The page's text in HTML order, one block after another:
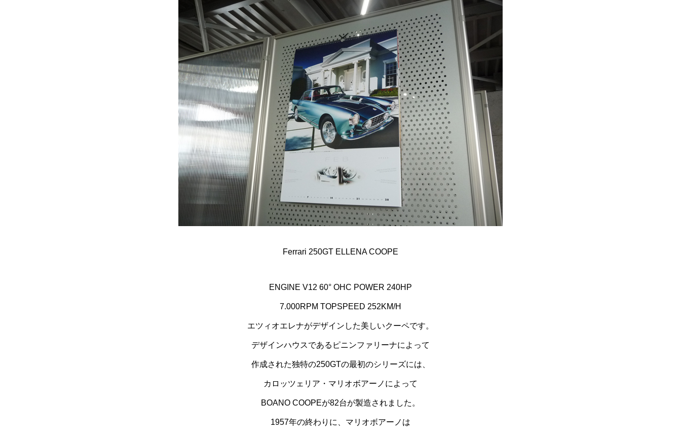
Ferrari 250GT ELLENA COOPE
ENGINE V12 60° OHC POWER 240HP
7.000RPM TOPSPEED 252KM/H
エツィオエレナがデザインした美しいクーペです。
デザインハウスであるピニンファリーナによって
作成された独特の250GTの最初のシリーズには、
カロッツェリア・マリオボアーノによって
BOANO COOPEが82台が製造されました。
1957年の終わりに、マリオボアーノは